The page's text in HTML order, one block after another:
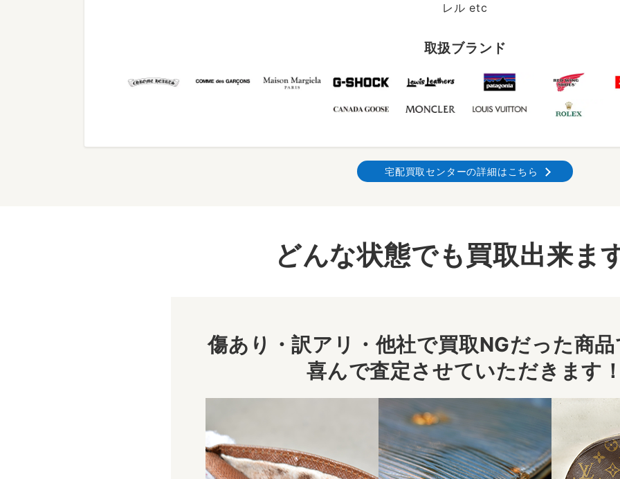
レル etc
取扱ブランド
宅配買取センターの詳細はこちら
どんな状態でも買取出来ま
傷あり・訳アリ・他社で買取NGだった商
喜んで査定させていただきます